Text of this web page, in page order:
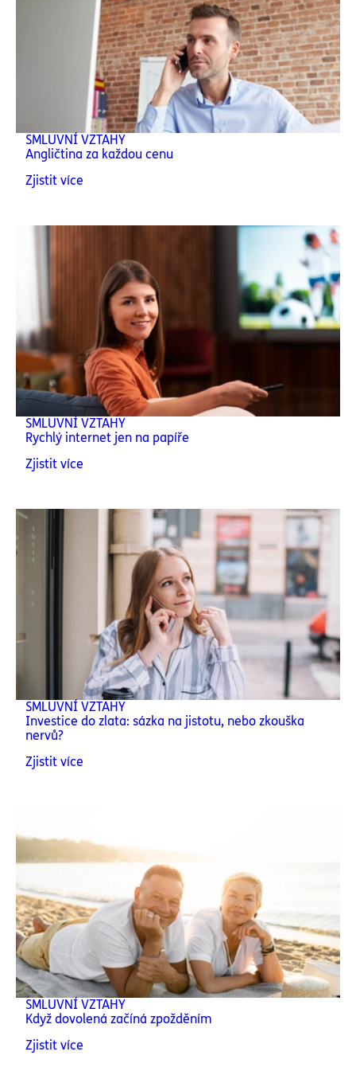
SMLUVNÍ VZTAHY
Angličtina za každou cenu
Zjistit více
SMLUVNÍ VZTAHY
Rychlý internet jen na papíře
Zjistit více
SMLUVNÍ VZTAHY
Investice do zlata: sázka na jistotu, nebo zkouška
nervů?
Zjistit více
SMLUVNÍ VZTAHY
Když dovolená začíná zpožděním
Zjistit více